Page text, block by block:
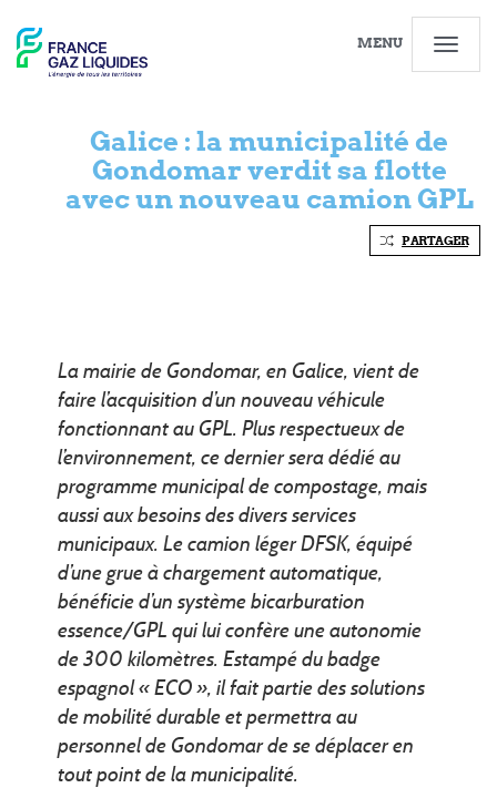
MENU
Galice : la municipalité de
Gondomar verdit sa flotte
avec un nouveau camion GPL
PARTAGER
La mairie de Gondomar, en Galice, vient de
faire l’acquisition d’un nouveau véhicule
fonctionnant au GPL. Plus respectueux de
l’environnement, ce dernier sera dédié au
programme municipal de compostage, mais
aussi aux besoins des divers services
municipaux. Le camion léger DFSK, équipé
d’une grue à chargement automatique,
bénéficie d’un système bicarburation
essence/GPL qui lui confère une autonomie
de 300 kilomètres. Estampé du badge
espagnol « ECO », il fait partie des solutions
de mobilité durable et permettra au
personnel de Gondomar de se déplacer en
tout point de la municipalité.